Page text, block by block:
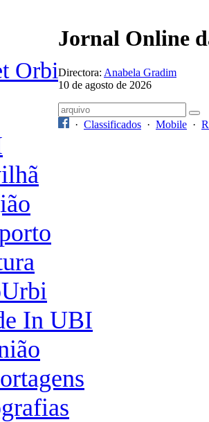
Jornal Online
Directora: Anabela Gradim
10 de agosto de 2026
· Classificados · Mobile ·
In UBI